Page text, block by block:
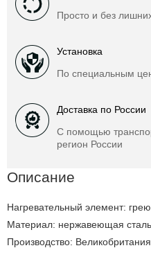
Просто и без
Установка
По специальным
Доставка по России
С помощью
регион России
Описание
Нагревательный элемент:
Материал: нержавеющая сталь,
Производство: Великобритания